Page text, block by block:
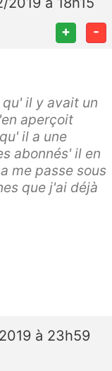
+ -
il y avait un
aperçoit
il a une
abonnés' il en
me passe sous
que j'ai déjà
à 23h59